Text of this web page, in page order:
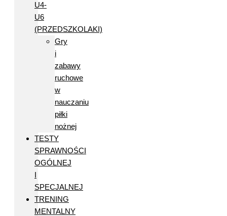
U4-
U6
(PRZEDSZKOLAKI)
Gry
i
zabawy
ruchowe
w
nauczaniu
piłki
nożnej
TESTY
SPRAWNOŚCI
OGÓLNEJ
I
SPECJALNEJ
TRENING
MENTALNY